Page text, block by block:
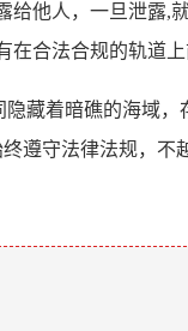
他人，一旦泄露,
合法合规的轨道上
藏着暗礁的海域，
遵守法律法规，不